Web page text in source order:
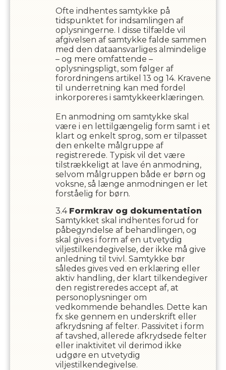
Ofte indhentes samtykke på
tidspunktet for indsamlingen af
oplysningerne. I disse tilfælde vil
afgivelsen af samtykke falde sammen
med den dataansvarliges almindelige
– og mere omfattende –
oplysningspligt, som følger af
forordningens artikel 13 og 14. Kravene
til underretning kan med fordel
inkorporeres i samtykkeerklæringen.
En anmodning om samtykke skal
være i en lettilgængelig form samt i et
klart og enkelt sprog, som er tilpasset
den enkelte målgruppe af
registrerede. Typisk vil det være
tilstrækkeligt at lave én anmodning,
selvom målgruppen både er børn og
voksne, så længe anmodningen er let
forståelig for børn.
Formkrav og dokumentation
Samtykket skal indhentes forud for
påbegyndelse af behandlingen, og
skal gives i form af en utvetydig
viljestilkendegivelse, der ikke må give
anledning til tvivl. Samtykke bør
således gives ved en erklæring eller
aktiv handling, der klart tilkendegiver
den registreredes accept af, at
personoplysninger om
vedkommende behandles. Dette kan
fx ske gennem en underskrift eller
afkrydsning af felter. Passivitet i form
af tavshed, allerede afkrydsede felter
eller inaktivitet vil derimod ikke
udgøre en utvetydig
viljestilkendegivelse.